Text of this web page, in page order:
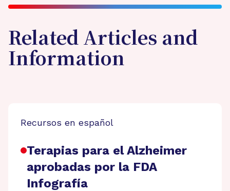
Related Articles and
Information
Recursos en español
Terapias para el Alzheimer
aprobadas por la FDA
Infografía